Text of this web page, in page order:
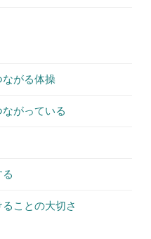
ながる体操
ながっている
ことの大切さ